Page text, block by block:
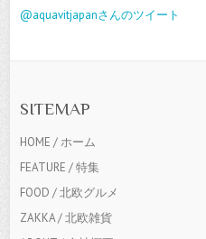
@aquavitjapanさんのツイート
SITEMAP
HOME / ホーム
FEATURE / 特集
FOOD / 北欧グルメ
ZAKKA / 北欧雑貨